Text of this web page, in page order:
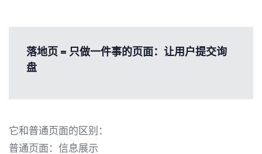
落地页 = 只做一件事的页面：让用户提交询
盘
它和普通页面的区别：
普通页面：信息展示